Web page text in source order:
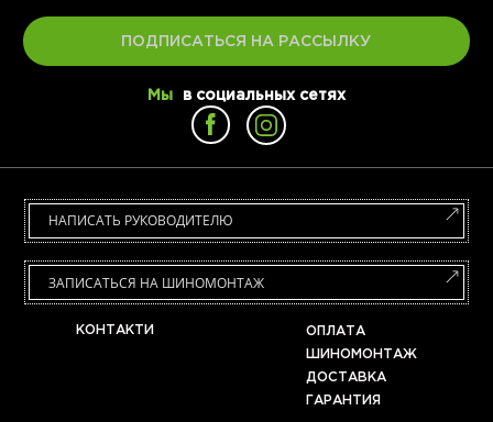
ПОДПИСАТЬСЯ НА РАССЫЛКУ
Мы в социальных сетях
НАПИСАТЬ РУКОВОДИТЕЛЮ
ЗАПИСАТЬСЯ НА ШИНОМОНТАЖ
КОНТАКТИ
ОПЛАТА
ШИНОМОНТАЖ
ДОСТАВКА
ГАРАНТИЯ